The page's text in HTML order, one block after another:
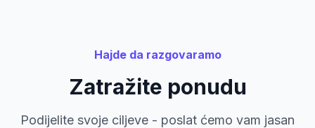
Hajde da razgovaramo
Zatražite ponudu
Podijelite svoje ciljeve - poslat ćemo vam jasan